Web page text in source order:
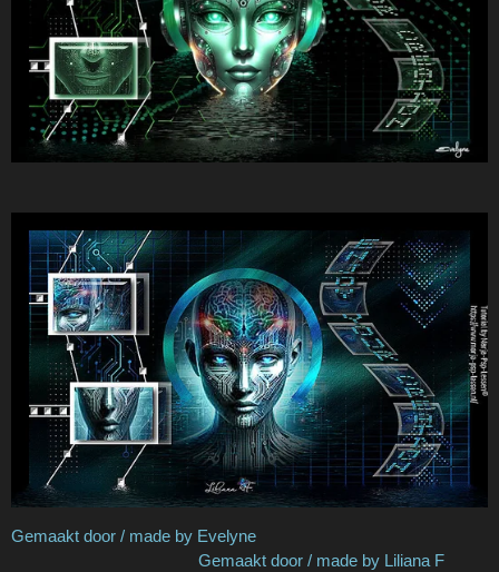
Gemaakt door / made by Evelyne
Gemaakt door / made by Liliana F